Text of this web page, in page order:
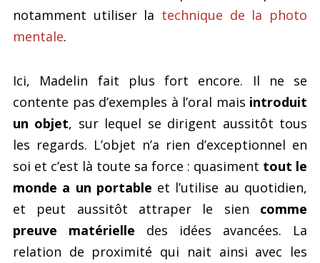
notamment utiliser la technique de la photo
mentale.
Ici, Madelin fait plus fort encore. Il ne se
contente pas d’exemples à l’oral mais introduit
un objet, sur lequel se dirigent aussitôt tous
les regards. L’objet n’a rien d’exceptionnel en
soi et c’est là toute sa force : quasiment tout le
monde a un portable et l’utilise au quotidien,
et peut aussitôt attraper le sien comme
preuve matérielle des idées avancées. La
relation de proximité qui nait ainsi avec les